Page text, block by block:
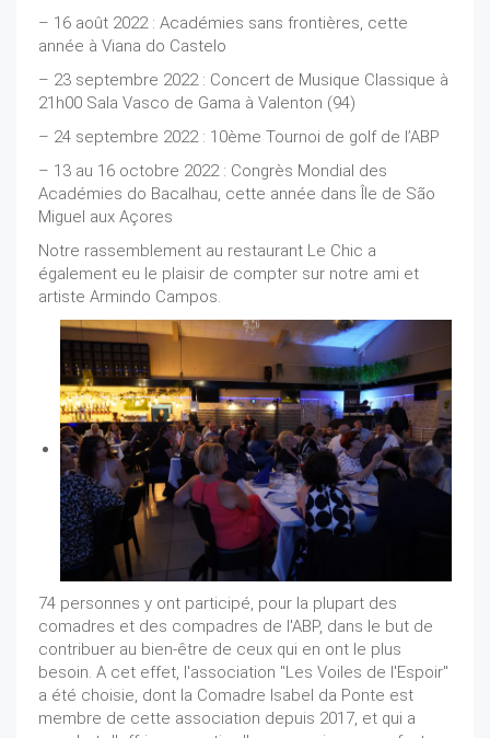
– 16 août 2022 : Académies sans frontières, cette
année à Viana do Castelo
– 23 septembre 2022 : Concert de Musique Classique à
21h00 Sala Vasco de Gama à Valenton (94)
– 24 septembre 2022 : 10ème Tournoi de golf de l’ABP
– 13 au 16 octobre 2022 : Congrès Mondial des
Académies do Bacalhau, cette année dans Île de São
Miguel aux Açores
Notre rassemblement au restaurant Le Chic a
également eu le plaisir de compter sur notre ami et
artiste Armindo Campos.
74 personnes y ont participé, pour la plupart des
comadres et des compadres de l'ABP, dans le but de
contribuer au bien-être de ceux qui en ont le plus
besoin. A cet effet, l'association "Les Voiles de l'Espoir"
a été choisie, dont la Comadre Isabel da Ponte est
membre de cette association depuis 2017, et qui a